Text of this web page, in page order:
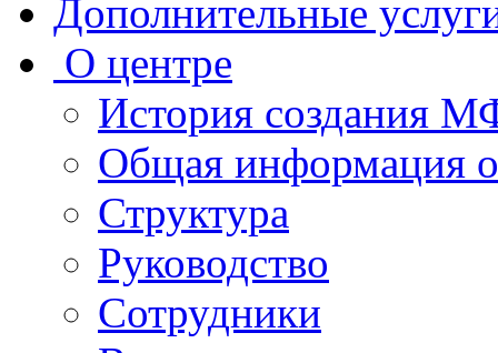
Дополнительные
О центре
История создания
Общая
Структура
Руководство
Сотрудники